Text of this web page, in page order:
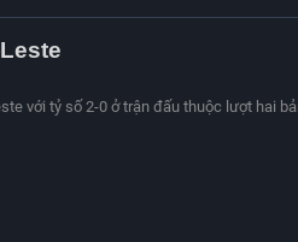
với tỷ số 2-0 ở trận đấu thuộc lượt hai